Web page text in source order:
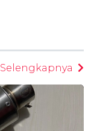
Selengkapnya